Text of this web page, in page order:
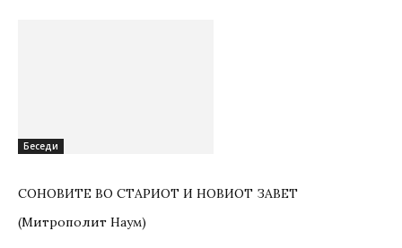
Беседи
СОНОВИТЕ ВО СТАРИОТ И НОВИОТ ЗАВЕТ
(Митрополит Наум)